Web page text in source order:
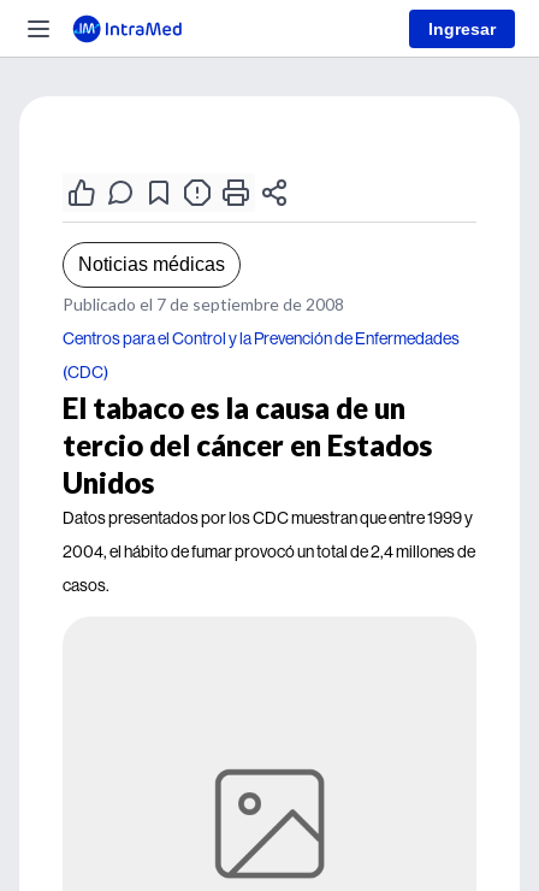
Ingresar
Noticias médicas
Publicado el 7 de septiembre de 2008
Centros para el Control y la Prevención de Enfermedades
(CDC)
El tabaco es la causa de un
tercio del cáncer en Estados
Unidos
Datos presentados por los CDC muestran que entre 1999 y
2004, el hábito de fumar provocó un total de 2,4 millones de
casos.